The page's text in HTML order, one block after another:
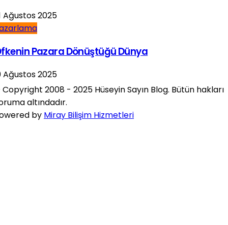
Ağustos 2025
Pazara Dönüştüğü Dünya
Ağustos 2025
2008 - 2025 Hüseyin Sayın Blog. Bütün hakları
altındadır.
by Miray Bilişim Hizmetleri